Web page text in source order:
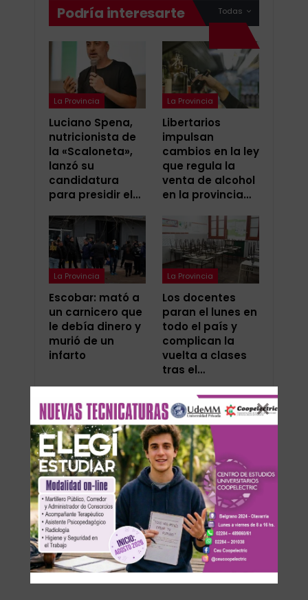
Todas
Podría interesarte
La Provincia
Luciano Spena,
nutricionista de
la «Scaloneta»,
lanzó su
candidatura
para presidir el…
La Provincia
Libertarios
impulsan
cambios en la ley
que regula la
venta de alcohol
en la provincia…
La Provincia
Escobar: mató a
un carnicero que
le debía dinero y
murió de un
infarto
La Provincia
Los docentes
paran el lunes en
todo el país y
complican la
vuelta a clases
tras el…